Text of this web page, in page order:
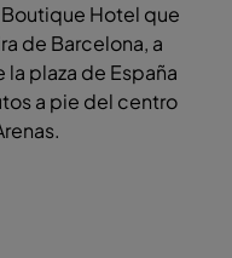
Boutique Hotel que
de Barcelona, a
plaza de España
a pie del centro